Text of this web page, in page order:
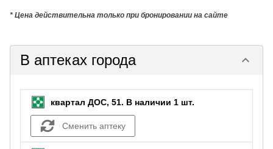
* Цена действительна только при бронировании на сайте
В аптеках города keyboard_arrow_down
квартал ДОС, 51. В наличии 1 шт.
Сменить аптеку